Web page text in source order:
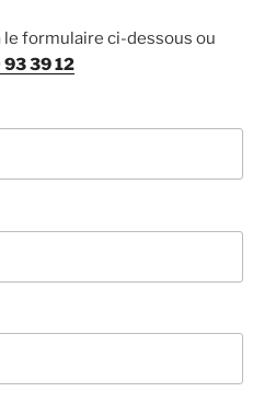
formulaire ci-dessous ou
39 12